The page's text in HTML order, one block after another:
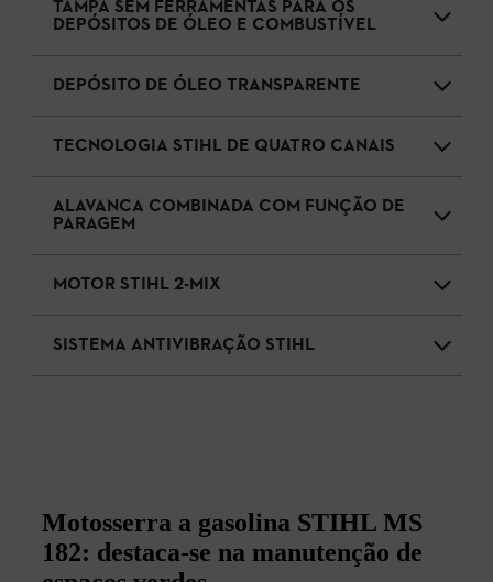
TAMPA SEM FERRAMENTAS PARA OS
DEPÓSITOS DE ÓLEO E COMBUSTÍVEL
DEPÓSITO DE ÓLEO TRANSPARENTE
TECNOLOGIA STIHL DE QUATRO CANAIS
ALAVANCA COMBINADA COM FUNÇÃO DE
PARAGEM
MOTOR STIHL 2-MIX
SISTEMA ANTIVIBRAÇÃO STIHL
Motosserra a gasolina STIHL MS
182: destaca‑se na manutenção de